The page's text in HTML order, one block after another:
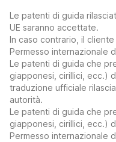
Le patenti di guida
UE saranno accettate.
In caso contrario, il
Permesso internazionale
Le patenti di guida che
giapponesi, cirillici, ecc.)
traduzione ufficiale
autorità.
Le patenti di guida che
giapponesi, cirillici, ecc.)
Permesso internazionale